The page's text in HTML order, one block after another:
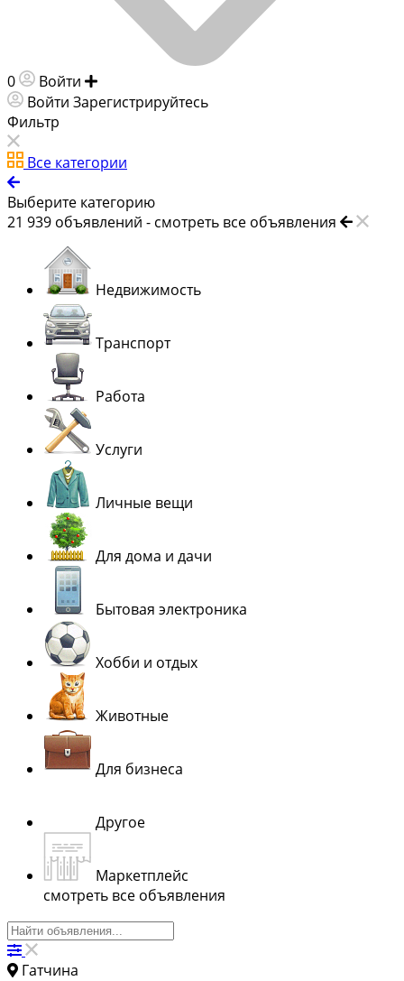
0 Войти
Войти Зарегистрируйтесь
Фильтр
Все категории
Выберите категорию
21 939 объявлений - смотреть все объявления
Недвижимость
Транспорт
Работа
Услуги
Личные вещи
Для дома и дачи
Бытовая электроника
Хобби и отдых
Животные
Для бизнеса
Другое
Маркетплейс
смотреть все объявления
Гатчина